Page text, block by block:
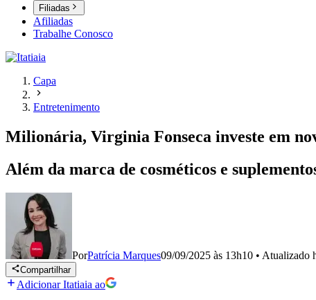
Filiadas
Afiliadas
Trabalhe Conosco
Capa
Entretenimento
Milionária, Virginia Fonseca investe em
Além da marca de cosméticos e
PorPatrícia Marques09/09/2025 às 13h10 • Atualizado
Compartilhar
Adicionar Itatiaia ao